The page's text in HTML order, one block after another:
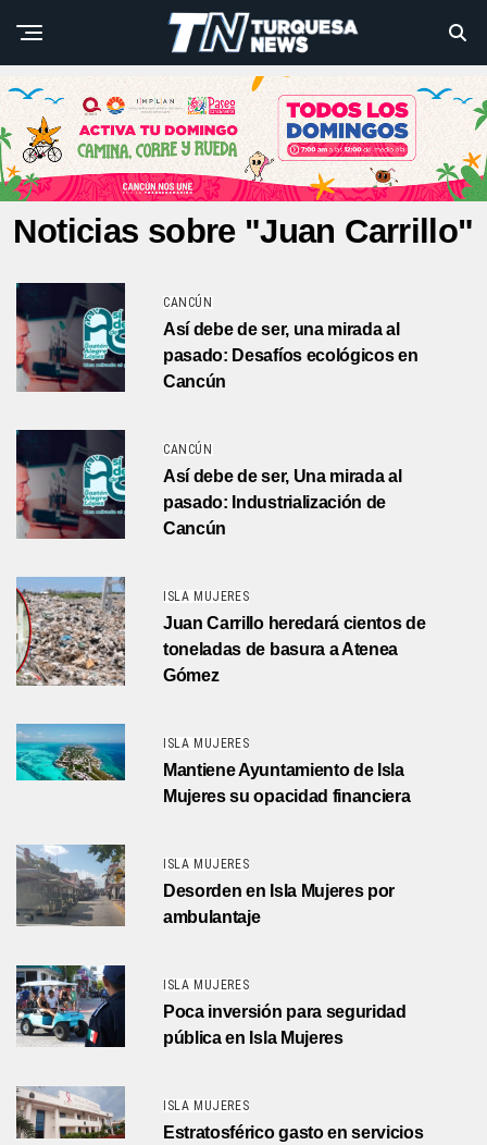
Noticias sobre "Juan Carrillo"
CANCÚN
Así debe de ser, una mirada al
pasado: Desafíos ecológicos en
Cancún
CANCÚN
Así debe de ser, Una mirada al
pasado: Industrialización de
Cancún
ISLA MUJERES
Juan Carrillo heredará cientos de
toneladas de basura a Atenea
Gómez
ISLA MUJERES
Mantiene Ayuntamiento de Isla
Mujeres su opacidad financiera
ISLA MUJERES
Desorden en Isla Mujeres por
ambulantaje
ISLA MUJERES
Poca inversión para seguridad
pública en Isla Mujeres
ISLA MUJERES
Estratosférico gasto en servicios